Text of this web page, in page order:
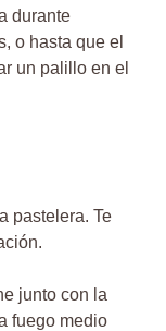
durante
o hasta que el
un palillo en el
pastelera. Te
junto con la
fuego medio